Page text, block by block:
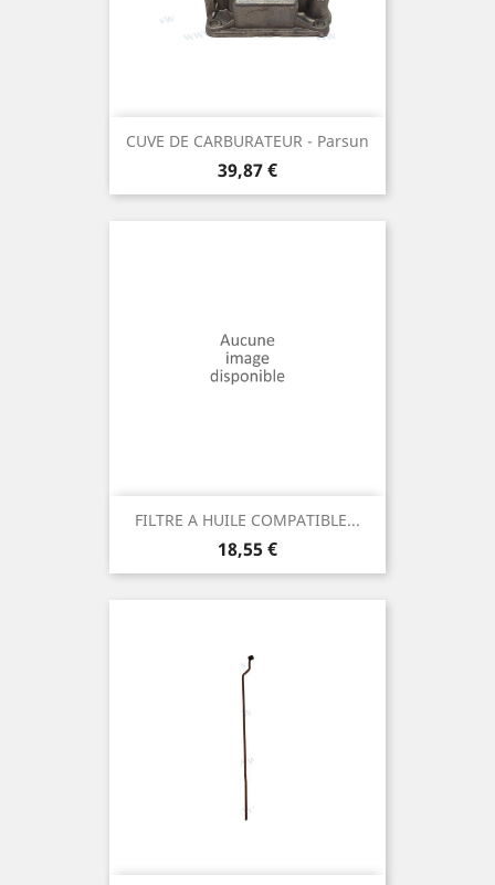
CUVE DE CARBURATEUR - Parsun
Prix
39,87 €
FILTRE A HUILE COMPATIBLE...
Prix
18,55 €